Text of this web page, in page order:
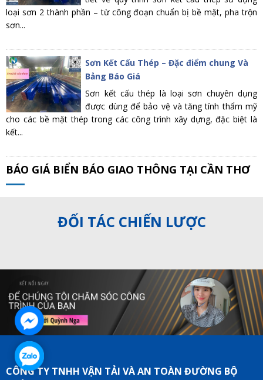
loại sơn 2 thành phần – từ công đoạn chuẩn bị bề mặt, pha trộn
sơn...
Sơn Kết Cấu Thép – Đặc điểm chung Và
Bảng Báo Giá
Sơn kết cấu thép là loại sơn chuyên dụng
được dùng để bảo vệ và tăng tính thẩm mỹ
cho các bề mặt thép trong các công trình xây dựng, đặc biệt là
kết...
BÁO GIÁ BIỂN BÁO GIAO THÔNG TẠI CẦN THƠ
ĐỐI TÁC CHIẾN LƯỢC
CÔNG TY TNHH VẬN TẢI VÀ AN TOÀN ĐƯỜNG BỘ